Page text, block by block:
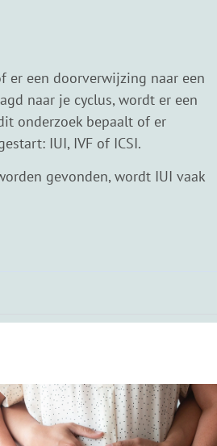
er een doorverwijzing naar een
naar je cyclus, wordt er een
onderzoek bepaalt of er
IUI, IVF of ICSI.
gevonden, wordt IUI vaak